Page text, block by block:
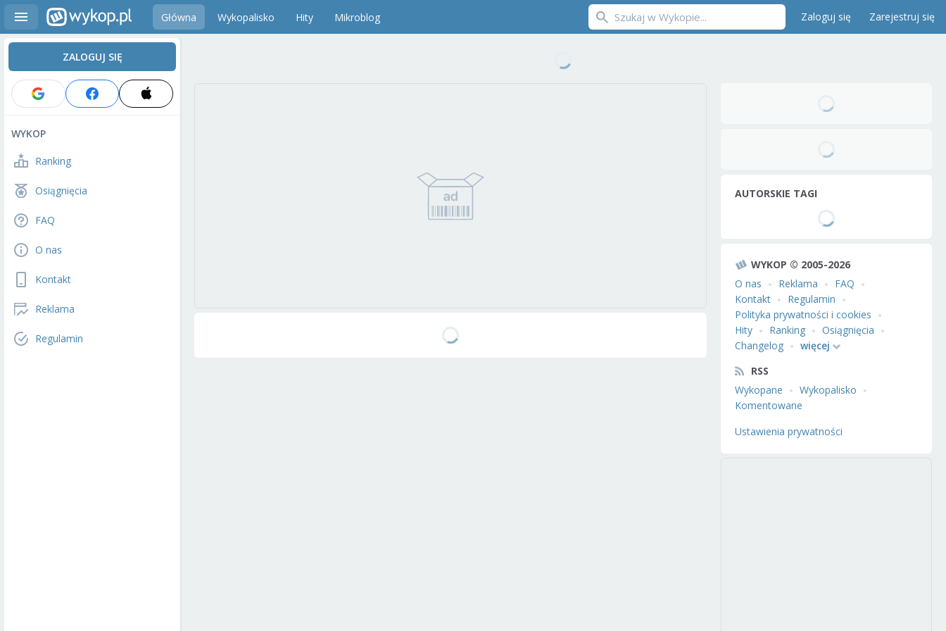
Główna Wykopalisko Hity Mikroblog Zaloguj się Zarejestruj się
ZALOGUJ SIĘ
WYKOP
Ranking
Osiągnięcia
FAQ
O nas
Kontakt
Reklama
Regulamin
AUTORSKIE TAGI
WYKOP © 2005-2026
O nas
Reklama
FAQ
Kontakt
Regulamin
Polityka prywatności i cookies
Hity
Ranking
Osiągnięcia
Changelog
więcej
RSS
Wykopane
Wykopalisko
Komentowane
Ustawienia prywatności